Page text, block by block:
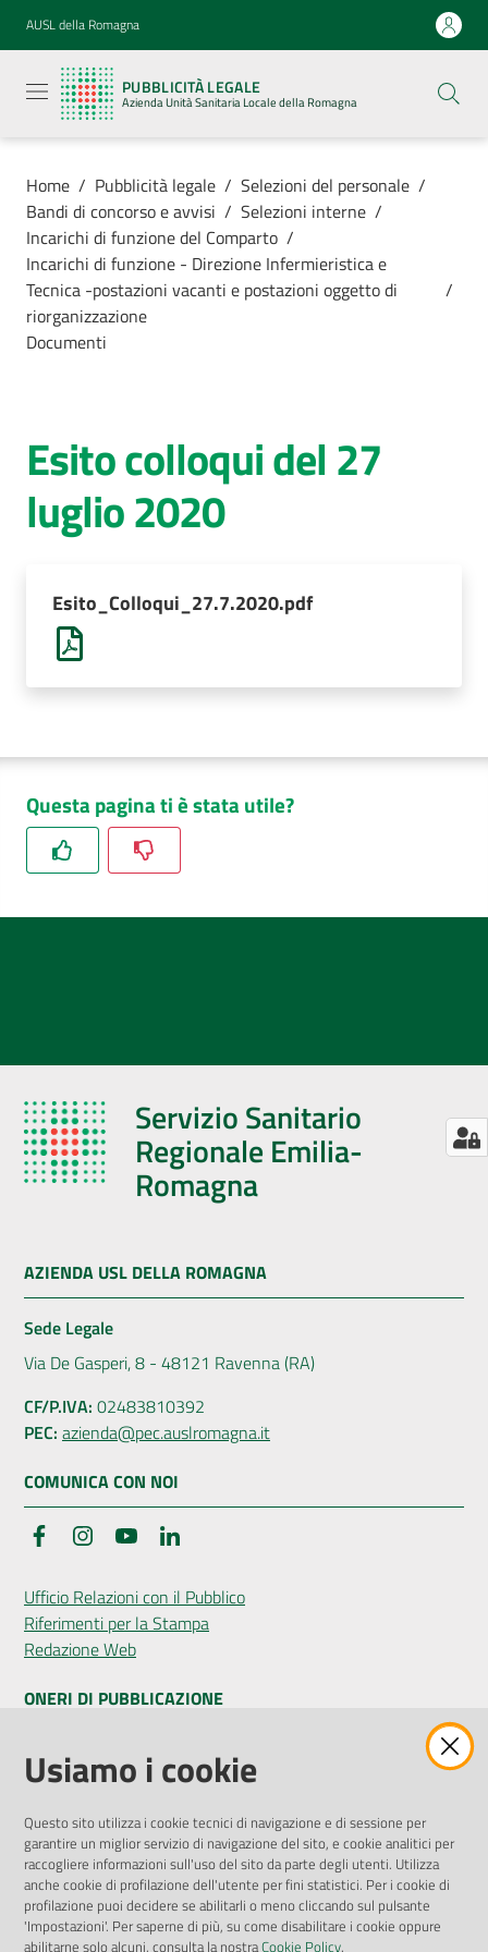
Vai al contenuto
Vai alla navigazione
Vai al footer
AUSL della Romagna
PUBBLICITÀ LEGALE
Azienda Unità Sanitaria Locale della Romagna
legale
Azienda
Unità
Locale della
Azienda
cura
AUSL
Comunica
Home / Pubblicità legale / Selezioni del personale /
Bandi di concorso e avvisi / Selezioni interne /
Incarichi di funzione del Comparto /
Incarichi di funzione - Direzione Infermieristica e
Tecnica -postazioni vacanti e postazioni oggetto di
riorganizzazione
/
Documenti
Esito colloqui del 27
luglio 2020
Esito_Colloqui_27.7.2020.pdf
Questa pagina ti è stata utile?
Servizio Sanitario
Regionale Emilia-
Romagna
AZIENDA USL DELLA ROMAGNA
Sede Legale
Via De Gasperi, 8 - 48121 Ravenna (RA)
CF/P.IVA: 02483810392
PEC: azienda@pec.auslromagna.it
COMUNICA CON NOI
FacebookInstagramYouTube
Ufficio Relazioni con il Pubblico
Riferimenti per la Stampa
Redazione Web
ONERI DI PUBBLICAZIONE
Amministrazione Trasparente
Pubblicità legale
Privacy Policy
Attuazione Misure PNRR
Liste di Attesa
ENTI, IMPRESE E PARTNER
Usiamo i cookie
Questo sito utilizza i cookie tecnici di navigazione e di sessione per
garantire un miglior servizio di navigazione del sito, e cookie analitici per
raccogliere informazioni sull'uso del sito da parte degli utenti. Utilizza
anche cookie di profilazione dell'utente per fini statistici. Per i cookie di
profilazione puoi decidere se abilitarli o meno cliccando sul pulsante
'Impostazioni'. Per saperne di più, su come disabilitare i cookie oppure
abilitarne solo alcuni, consulta la nostraCookie Policy.